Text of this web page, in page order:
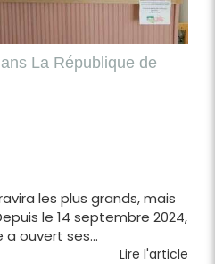
La République de
les plus grands, mais
le 14 septembre 2024,
ouvert ses...
Lire l'article